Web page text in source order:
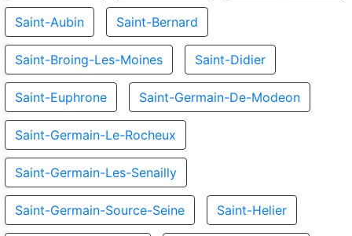
Saint-Aubin Saint-Bernard
Saint-Broing-Les-Moines Saint-Didier
Saint-Euphrone Saint-Germain-De-Modeon
Saint-Germain-Le-Rocheux
Saint-Germain-Les-Senailly
Saint-Germain-Source-Seine Saint-Helier